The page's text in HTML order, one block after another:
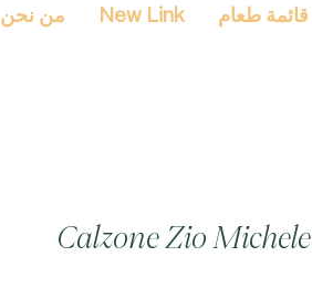
من نحن New Link قائمة طعام
Calzone Zio Michele